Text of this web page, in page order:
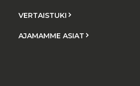
VERTAISTUKI
AJAMAMME ASIAT